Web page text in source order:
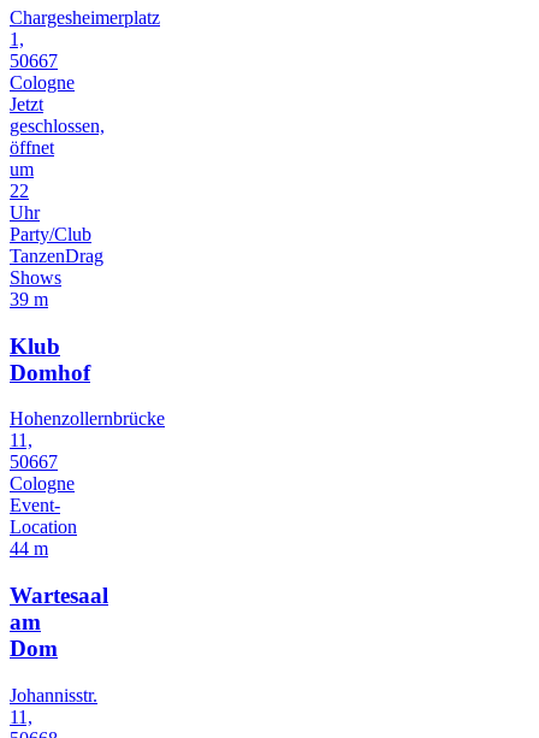
Chargesheimerplatz
1,
50667
Cologne
Jetzt
geschlossen,
öffnet
um
22
Uhr
Party/Club
TanzenDrag
Shows
39 m
Klub
Domhof
Hohenzollernbrücke
11,
50667
Cologne
Event-
Location
44 m
Wartesaal
am
Dom
Johannisstr.
11,